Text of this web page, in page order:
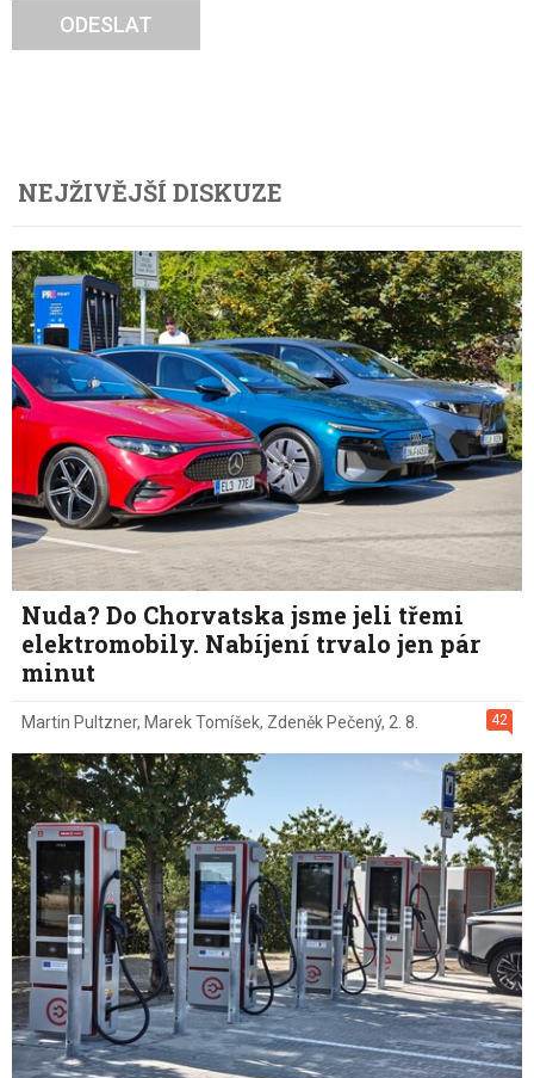
ODESLAT
NEJŽIVĚJŠÍ DISKUZE
Nuda? Do Chorvatska jsme jeli třemi
elektromobily. Nabíjení trvalo jen pár
minut
42
Martin Pultzner, Marek Tomíšek, Zdeněk Pečený, 2. 8.